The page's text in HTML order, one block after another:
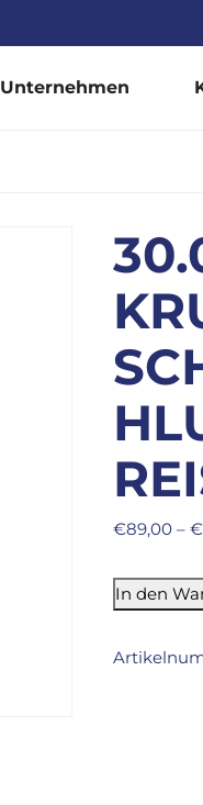
Unternehmen
€89,00– €
In den